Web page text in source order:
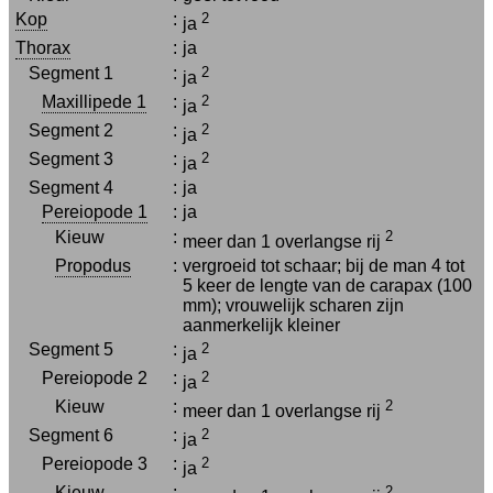
Kop
: ja 2
Thorax : ja
Segment 1
: ja 2
Maxillipede 1 : ja 2
Segment 2 : ja 2
Segment 3 : ja 2
Segment 4 : ja
Pereiopode 1
: ja
Kieuw
: meer dan 1 overlangse rij 2
Propodus : vergroeid tot schaar; bij de man 4 tot
5 keer de lengte van de carapax (100
mm); vrouwelijk scharen zijn
aanmerkelijk kleiner
Segment 5
: ja 2
Pereiopode 2 : ja 2
Kieuw : meer dan 1 overlangse rij 2
Segment 6 : ja 2
Pereiopode 3 : ja 2